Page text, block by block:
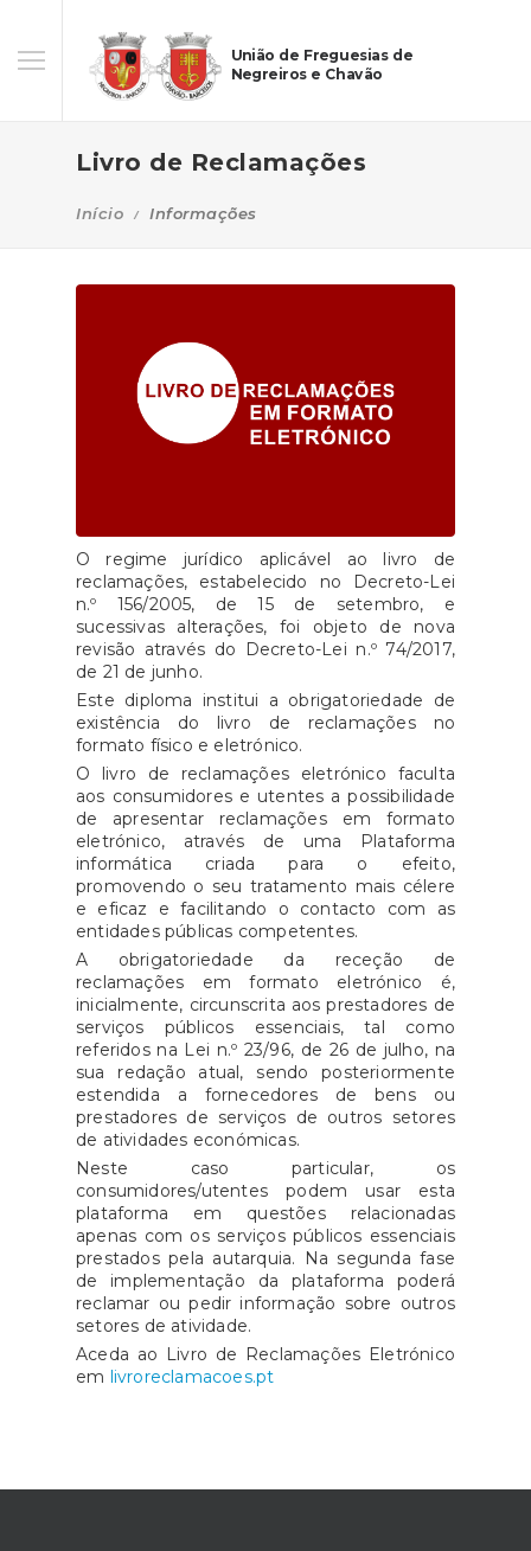
União de Freguesias de
Negreiros e Chavão
Livro de Reclamações
Início Informações
O regime jurídico aplicável ao livro de
reclamações, estabelecido no Decreto-Lei
n.º 156/2005, de 15 de setembro, e
sucessivas alterações, foi objeto de nova
revisão através do Decreto-Lei n.º 74/2017,
de 21 de junho.
Este diploma institui a obrigatoriedade de
existência do livro de reclamações no
formato físico e eletrónico.
O livro de reclamações eletrónico faculta
aos consumidores e utentes a possibilidade
de apresentar reclamações em formato
eletrónico, através de uma Plataforma
informática criada para o efeito,
promovendo o seu tratamento mais célere
e eficaz e facilitando o contacto com as
entidades públicas competentes.
A obrigatoriedade da receção de
reclamações em formato eletrónico é,
inicialmente, circunscrita aos prestadores de
serviços públicos essenciais, tal como
referidos na Lei n.º 23/96, de 26 de julho, na
sua redação atual, sendo posteriormente
estendida a fornecedores de bens ou
prestadores de serviços de outros setores
de atividades económicas.
Neste caso particular, os
consumidores/utentes podem usar esta
plataforma em questões relacionadas
apenas com os serviços públicos essenciais
prestados pela autarquia. Na segunda fase
de implementação da plataforma poderá
reclamar ou pedir informação sobre outros
setores de atividade.
Aceda ao Livro de Reclamações Eletrónico
em livroreclamacoes.pt